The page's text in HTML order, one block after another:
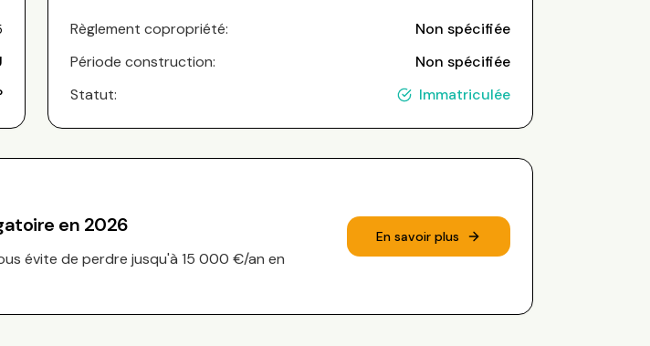
Règlement copropriété:
Non spécifiée
Période construction:
Non spécifiée
Statut:
Immatriculée
en 2026
évite de perdre jusqu'à 15 000 €/an en
En savoir plus